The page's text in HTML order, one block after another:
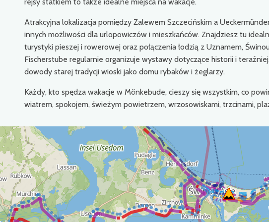
Atrakcyjna lokalizacja pomiędzy Zalewem Szczecińskim a
innych możliwości dla urlopowiczów i mieszkańców. Znajdziesz tu
turystyki pieszej i rowerowej oraz połączenia łodzią z Uznamem,
Fischerstube regularnie organizuje wystawy dotyczące historii i
dowody starej tradycji wioski jako domu rybaków i żeglarzy.
Każdy, kto spędza wakacje w Mönkebude, cieszy się wszystkim, co
wiatrem, spokojem, świeżym powietrzem, wrzosowiskami, trzcinami,